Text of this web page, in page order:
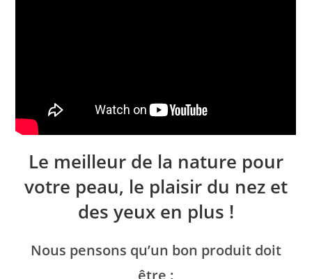
Le meilleur de la nature pour
votre peau, le plaisir du nez et
des yeux en plus !
Nous pensons qu’un bon produit doit
être :